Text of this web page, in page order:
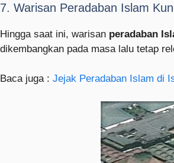
7. Warisan Peradaban Islam
Hingga saat ini, warisan peradaban
dikembangkan pada masa lalu tetap
Baca juga : Jejak Peradaban Islam di